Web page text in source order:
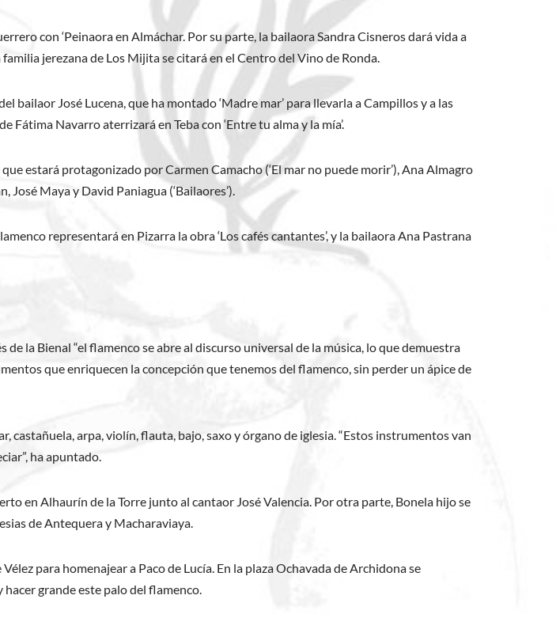
con ‘Peinaora en Almáchar. Por su parte, la bailaora Sandra Cisneros dará vida a
jerezana de Los Mijita se citará en el Centro del Vino de Ronda.
José Lucena, que ha montado ‘Madre mar’ para llevarla a Campillos y a las
Navarro aterrizará en Teba con ‘Entre tu alma y la mía’.
estará protagonizado por Carmen Camacho (‘El mar no puede morir’), Ana Almagro
José Maya y David Paniagua (‘Bailaores’).
representará en Pizarra la obra ‘Los cafés cantantes’, y la bailaora Ana Pastrana
la Bienal “el flamenco se abre al discurso universal de la música, lo que demuestra
que enriquecen la concepción que tenemos del flamenco, sin perder un ápice de
castañuela, arpa, violín, flauta, bajo, saxo y órgano de iglesia. “Estos instrumentos van
ha apuntado.
en Alhaurín de la Torre junto al cantaor José Valencia. Por otra parte, Bonela hijo se
de Antequera y Macharaviaya.
para homenajear a Paco de Lucía. En la plaza Ochavada de Archidona se
hacer grande este palo del flamenco.